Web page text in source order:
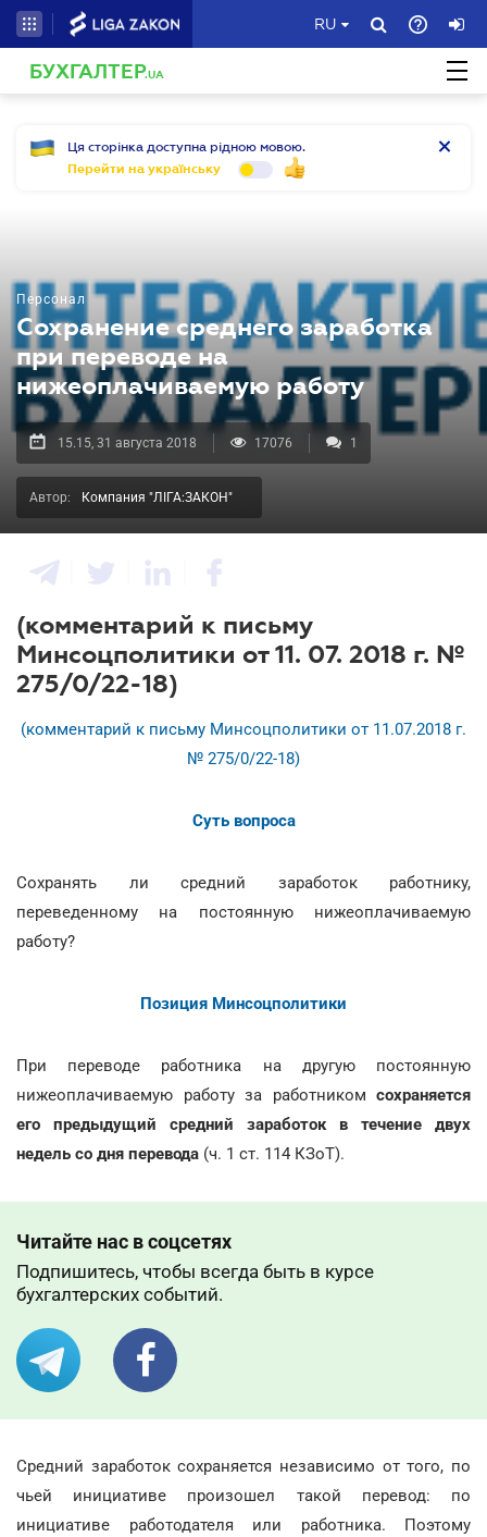
RU
БУХГАЛТЕР.UA
Ця сторінка доступна рідною мовою.
Перейти на українську
Персонал
Сохранение среднего заработка
при переводе на
нижеоплачиваемую работу
15.15, 31 августа 2018 17076 1
Автор: Компания "ЛІГА:ЗАКОН"
(комментарий к письму
Минсоцполитики от 11. 07. 2018 г. №
275/0/22-18)
(комментарий к письму Минсоцполитики от 11.07.2018 г.
№ 275/0/22-18)
Суть вопроса
Сохранять ли средний заработок работнику,
переведенному на постоянную нижеоплачиваемую
работу?
Позиция Минсоцполитики
При переводе работника на другую постоянную
нижеоплачиваемую работу за работником сохраняется
его предыдущий средний заработок в течение двух
недель со дня перевода (ч. 1 ст. 114 КЗоТ).
Читайте нас в соцсетях
Подпишитесь, чтобы всегда быть в курсе
бухгалтерских событий.
Средний заработок сохраняется независимо от того, по
чьей инициативе произошел такой перевод: по
инициативе работодателя или работника. Поэтому